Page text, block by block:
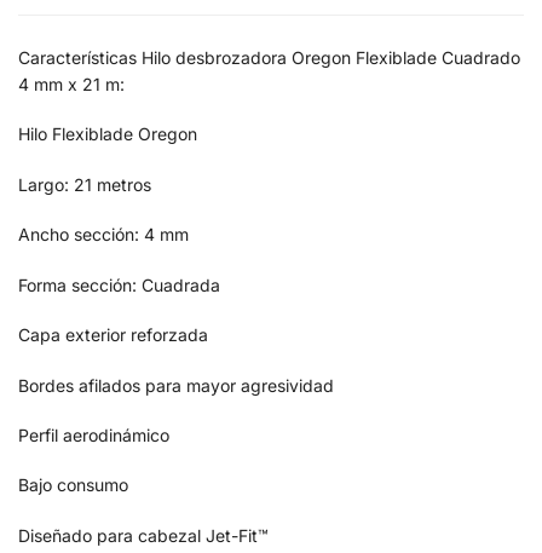
Características Hilo desbrozadora Oregon Flexiblade Cuadrado
4 mm x 21 m:
Hilo Flexiblade Oregon
Largo: 21 metros
Ancho sección: 4 mm
Forma sección: Cuadrada
Capa exterior reforzada
Bordes afilados para mayor agresividad
Perfil aerodinámico
Bajo consumo
Diseñado para cabezal Jet-Fit™